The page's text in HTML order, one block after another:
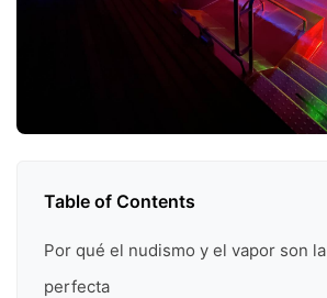
Table of Contents
Por qué el nudismo y el vapor son
perfecta